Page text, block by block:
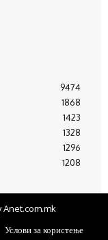
9474
1868
1423
1328
1296
1208
Услови за користење